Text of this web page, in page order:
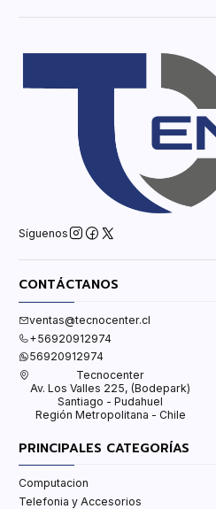
Síguenos
CONTÁCTANOS
ventas@tecnocenter.cl
+56920912974
56920912974
Tecnocenter
Av. Los Valles 225, (Bodepark)
Santiago - Pudahuel
Región Metropolitana - Chile
PRINCIPALES CATEGORÍAS
Computacion
Telefonia y Accesorios